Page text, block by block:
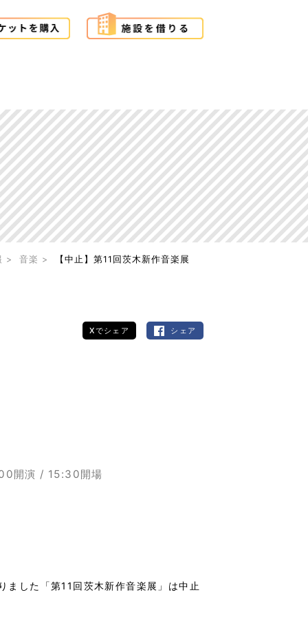
音楽 【中止】第11回茨木新作音楽展
Xでシェア シェア
開演 / 15:30開場
ました「第11回茨木新作音楽展」は中止